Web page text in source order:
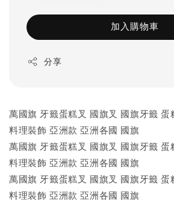
加入購物車
分享
萬國旗 牙籤蛋糕叉 國旗叉 國旗牙籤 蛋
料理裝飾 亞洲款 亞洲各國 國旗
萬國旗 牙籤蛋糕叉 國旗叉 國旗牙籤 蛋
料理裝飾 亞洲款 亞洲各國 國旗
萬國旗 牙籤蛋糕叉 國旗叉 國旗牙籤 蛋
料理裝飾 亞洲款 亞洲各國 國旗